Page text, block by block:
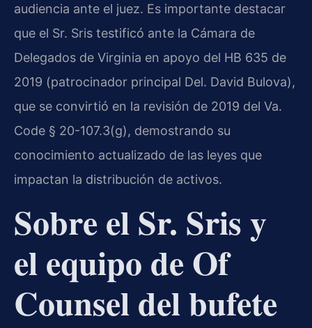
audiencia ante el juez. Es importante destacar
que el Sr. Sris testificó ante la Cámara de
Delegados de Virginia en apoyo del HB 635 de
2019 (patrocinador principal Del. David Bulova),
que se convirtió en la revisión de 2019 del Va.
Code § 20-107.3(g), demostrando su
conocimiento actualizado de las leyes que
impactan la distribución de activos.
Sobre el Sr. Sris y
el equipo de Of
Counsel del bufete